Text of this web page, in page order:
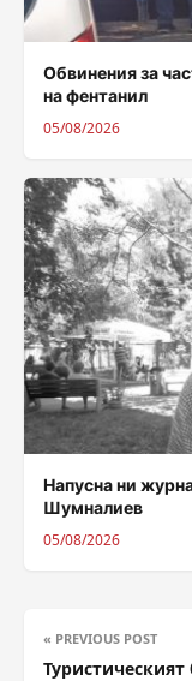
Обвинения за
на фентанил
05/08/2026
Напусна ни
Шумналиев
05/08/2026
« PREVIOUS POST